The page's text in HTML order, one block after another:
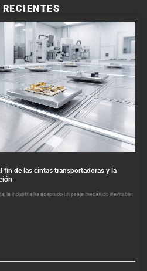
fin de las cintas transportadoras y la
la industria ha aceptado un peaje mecánico inevitable: